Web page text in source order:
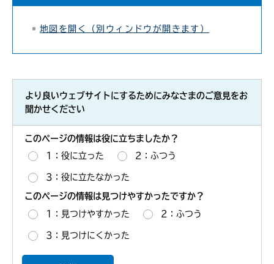
地図を開く（別ウィンドウが開きます）
より良いウェブサイトにするためにみなさまのご意見をお
聞かせください
このページの情報は役に立ちましたか？
1：役に立った 2：ふつう
3：役に立たなかった
このページの情報は見つけやすかったですか？
1：見つけやすかった 2：ふつう
3：見つけにくかった